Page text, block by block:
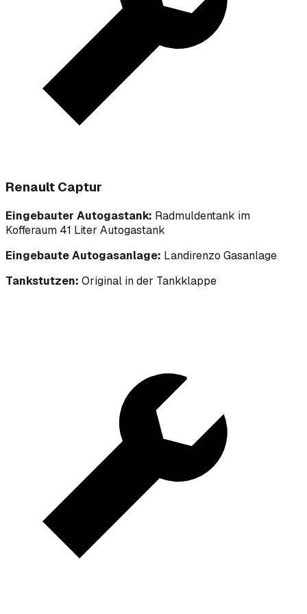
Renault Captur
Eingebauter Autogastank: Radmuldentank im
Kofferaum 41 Liter Autogastank
Eingebaute Autogasanlage: Landirenzo Gasanlage
Tankstutzen: Original in der Tankklappe